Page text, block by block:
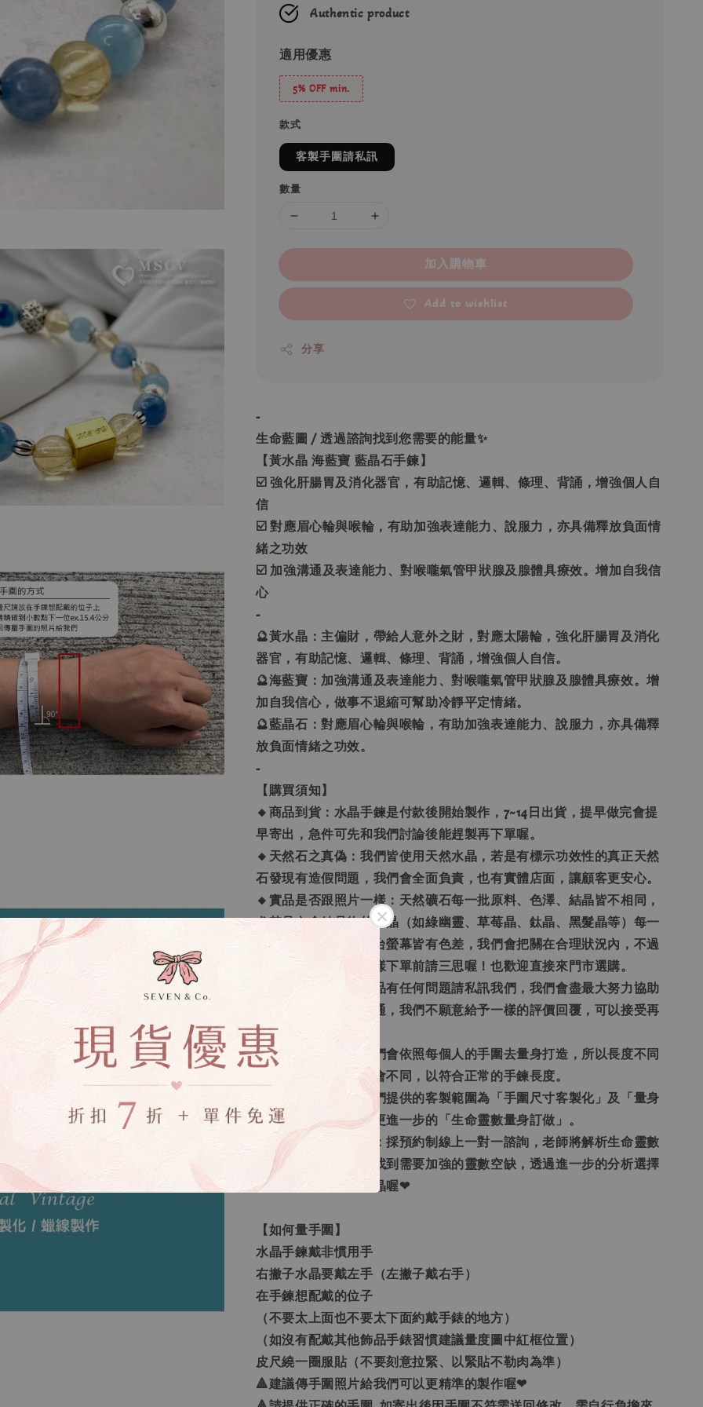
Authentic product
適用優惠
5% OFF min.
款式
客製手圍請私訊
數量
加入購物車
Add to wishlist
分享
-
生命藍圖 / 透過諮詢找到您需要的能量✨
【黃水晶 海藍寶 藍晶石手鍊】
☑️ 強化肝腸胃及消化器官，有助記憶、邏輯、條理、背誦，增強個人自
信
☑️ 對應眉心輪與喉輪，有助加強表達能力、說服力，亦具備釋放負面情
緒之功效
☑️ 加強溝通及表達能力、對喉嚨氣管甲狀腺及腺體具療效。增加自我信
心
-
🔮黃水晶：主偏財，帶給人意外之財，對應太陽輪，強化肝腸胃及消化
器官，有助記憶、邏輯、條理、背誦，增強個人自信。
🔮海藍寶：加強溝通及表達能力、對喉嚨氣管甲狀腺及腺體具療效。增
加自我信心，做事不退縮可幫助冷靜平定情緒。
🔮藍晶石：對應眉心輪與喉輪，有助加強表達能力、說服力，亦具備釋
放負面情緒之功效。
-
【購買須知】
🔸商品到貨：水晶手鍊是付款後開始製作，7~14日出貨，提早做完會提
早寄出，急件可先和我們討論後能趕製再下單喔。
🔸天然石之真偽：我們皆使用天然水晶，若是有標示功效性的真正天然
石發現有造假問題，我們會全面負責，也有實體店面，讓顧客更安心。
🔸實品是否跟照片一樣：天然礦石每一批原料、色澤、結晶皆不相同，
尤其是內含結晶物的水晶（如綠幽靈、草莓晶、鈦晶、黑髮晶等）每一
顆都會不一樣喔，每台螢幕皆有色差，我們會把關在合理狀況內，不過
若堅持和照片一模一樣下單前請三思喔！也歡迎直接來門市選購。
🔸勿用評價溝通：商品有任何問題請私訊我們，我們會盡最大努力協助
處理，切勿用評價溝通，我們不願意給予一樣的評價回覆，可以接受再
下單喔。
🔸手鍊顆數問題：我們會依照每個人的手圍去量身打造，所以長度不同
每一條的水晶數量就會不同，以符合正常的手鍊長度。
🔸客製化之範圍：我們提供的客製範圍為「手圍尺寸客製化」及「量身
需求的訂做」，還有更進一步的「生命靈數量身訂做」。
🔸生命靈數量身訂做：採預約制線上一對一諮詢，老師將解析生命靈數
讓您更了解自己，並找到需要加強的靈數空缺，透過進一步的分析選擇
真正屬於您需要的水晶喔❤
【如何量手圍】
水晶手鍊戴非慣用手
右撇子水晶要戴左手（左撇子戴右手）
在手鍊想配戴的位子
（不要太上面也不要太下面約戴手錶的地方）
（如沒有配戴其他飾品手錶習慣建議量度圖中紅框位置）
皮尺繞一圈服貼（不要刻意拉緊、以緊貼不勒肉為準）
🔺建議傳手圍照片給我們可以更精準的製作喔❤